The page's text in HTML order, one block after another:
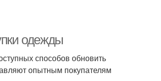
одежды
способов обновить
опытным покупателям